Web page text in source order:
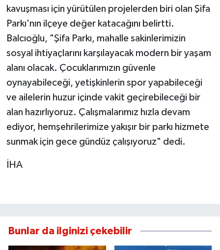
kavuşması için yürütülen projelerden biri olan Şifa
Parkı'nın ilçeye değer katacağını belirtti.
Balcıoğlu, "Şifa Parkı, mahalle sakinlerimizin
sosyal ihtiyaçlarını karşılayacak modern bir yaşam
alanı olacak. Çocuklarımızın güvenle
oynayabileceği, yetişkinlerin spor yapabileceği
ve ailelerin huzur içinde vakit geçirebileceği bir
alan hazırlıyoruz. Çalışmalarımız hızla devam
ediyor, hemşehrilerimize yakışır bir parkı hizmete
sunmak için gece gündüz çalışıyoruz" dedi.
İHA
Bunlar da ilginizi çekebilir